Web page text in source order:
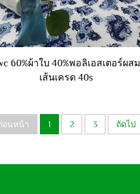
60%ผ้าใบ 40%พอลิเอสเตอร์ผสม
เส้นเครด 40s
อนหน้า 1 2 3 ถัดไป